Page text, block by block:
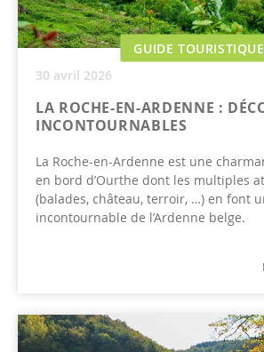
GUIDE TOURISTIQUE
30 avril 2026
LA ROCHE-EN-ARDENNE :
INCONTOURNABLES
La Roche-en-Ardenne est une
en bord d’Ourthe dont les multiples
(balades, château, terroir, …) en font
incontournable de l’Ardenne belge.